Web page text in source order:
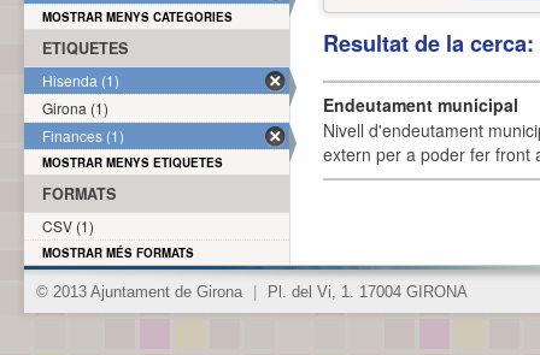
Resultat de la
Endeutament municipal
Nivell d'endeutament
extern per a poder fer front
MOSTRAR MENYS CATEGORIES
ETIQUETES
Hisenda (1)
Girona (1)
Finances (1)
MOSTRAR MENYS ETIQUETES
FORMATS
CSV (1)
MOSTRAR MÉS FORMATS
© 2013 Ajuntament de Girona Pl. del Vi, 1. 17004 GIRONA